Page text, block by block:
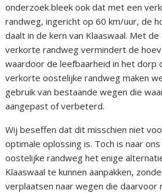
onderzoek bleek ook dat met een
randweg, ingericht op 60 km/uur, de
daalt in de kern van Klaaswaal. Met de
verkorte randweg vermindert de
waardoor de leefbaarheid in het dorp
verkorte oostelijke randweg maken
gebruik van bestaande wegen die
aangepast of verbeterd.
Wij beseffen dat dit misschien niet
optimale oplossing is. Toch is naar
oostelijke randweg het enige
Klaaswaal te kunnen aanpakken,
verplaatsen naar wegen die daarvoor